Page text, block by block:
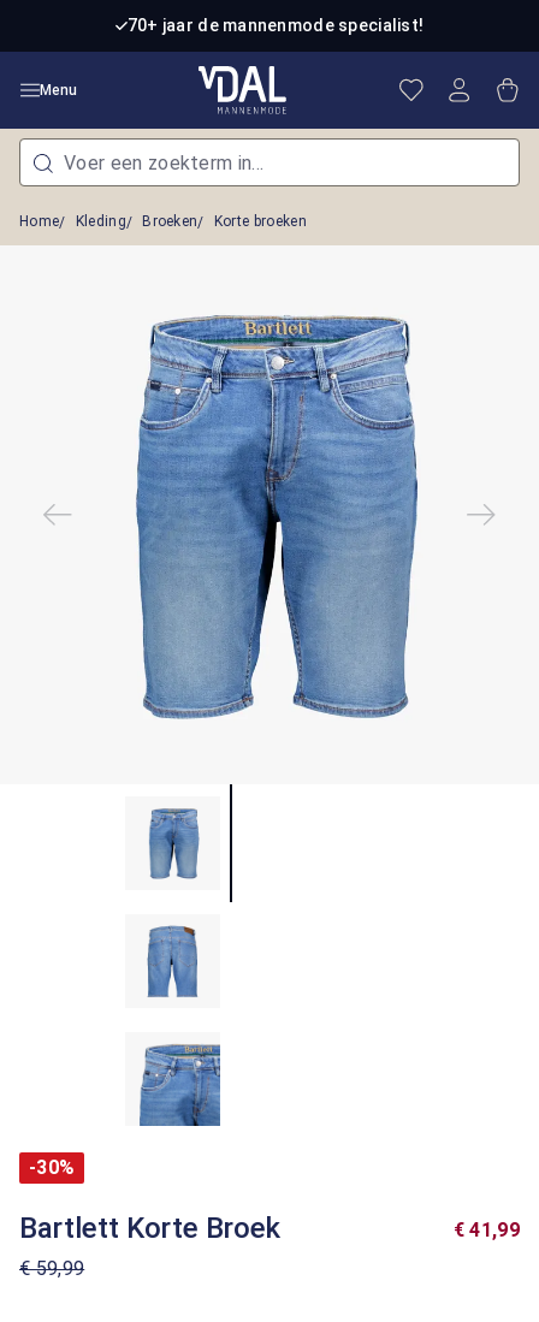
Ga naar de hoofdinhoud70+ jaar de mannenmode specialist!
Menu Je hebt 0
Home Kleding Broeken Korte broeken
-30%
Bartlett Korte Broek
€ 59,99
€ 41,99